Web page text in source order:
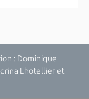
: Dominique
Lhotellier et